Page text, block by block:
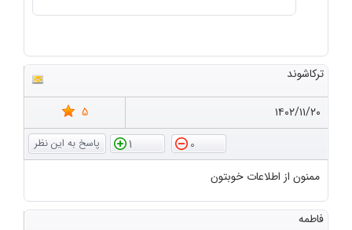
ترکاشوند
۱۴۰۲/۱۱/۲۰
5
0
1
ممنون از اطلاعات خوبتون
فاطمه